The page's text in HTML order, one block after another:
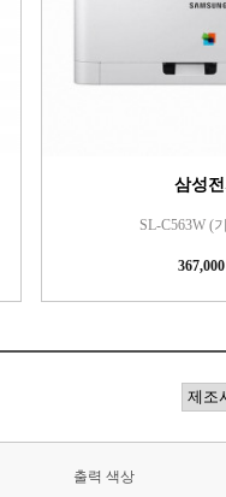
삼성
SL-C563W (
출력 색상